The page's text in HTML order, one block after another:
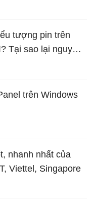
tượng pin trên
Tại sao lại nguy
trên Windows
nhanh nhất của
Viettel, Singapore